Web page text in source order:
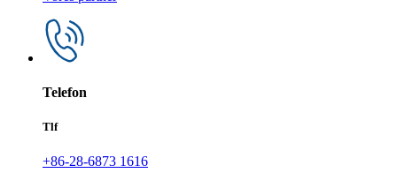
Telefon
Tlf
+86-28-6873 1616